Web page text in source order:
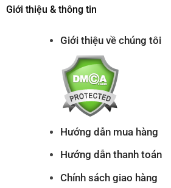
Giới thiệu & thông tin
Giới thiệu về chúng tôi
Hướng dẫn mua hàng
Hướng dẫn thanh toán
Chính sách giao hàng